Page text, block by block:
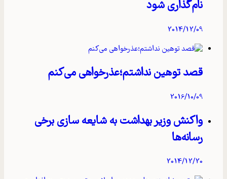
نام‌گذاری شود
2014/12/09
قصد توهین نداشتم؛عذرخواهی می‌کنم
2016/10/09
واکنش وزیر بهداشت به شایعه‌ سازی برخی
رسانه‌ها
2014/12/20